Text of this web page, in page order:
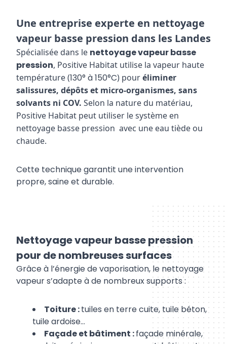
Une entreprise experte en nettoyage
vapeur basse pression dans les Landes
Spécialisée dans le nettoyage vapeur basse
pression, Positive Habitat utilise la vapeur haute
température (130° à 150°C) pouréliminer
salissures, dépôts et micro-organismes, sans
solvants ni COV. Selon la nature du matériau,
Positive Habitat peut utiliser le système en
nettoyage basse pression avec une eau tiède ou
chaude.
Cette technique garantit une intervention
propre, saine et durable.
Nettoyage vapeur basse pression
pour de nombreuses surfaces
Grâce à l’énergie de vaporisation, le nettoyage
vapeur s’adapte à de nombreux supports :
Toiture :tuiles en terre cuite, tuile béton,
tuile ardoise…
Façade et bâtiment :façade minérale,